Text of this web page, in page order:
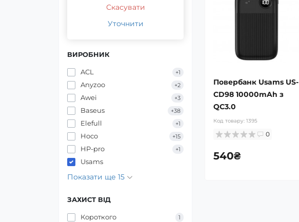
Скасувати
Уточнити
ВИРОБНИК
ACL +1
Anyzoo +2
Awei +3
Baseus +38
Elefull +1
Hoco +15
HP-pro +1
Usams
Показати ще 15
ЗАХИСТ ВІД
Короткого
1
Повербанк Usams US-
CD98 10000mAh з
QC3.0
Код товару: 1395
0
540₴